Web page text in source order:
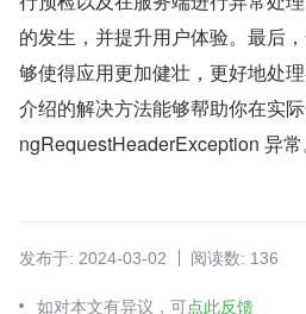
的发生，并提升用户体验。最后
够使得应用更加健壮，更好地处
介绍的解决方法能够帮助你在实
ngRequestHeaderException 异常
发布于: 2024-03-02 阅读数: 136
如对本文有异议，可点此反馈